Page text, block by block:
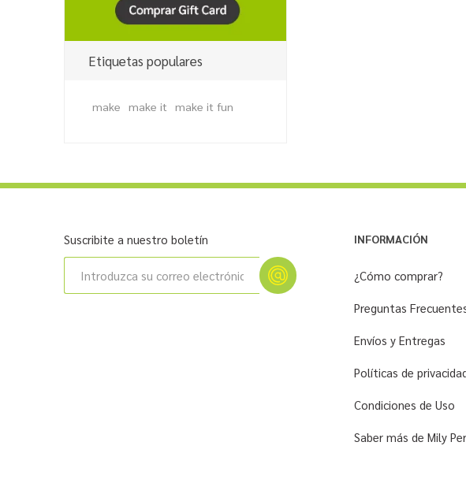
Etiquetas populares
make make it make it fun
Suscribite a nuestro boletín INFORMACIÓN
¿Cómo comprar?
Preguntas
Envíos y Entregas
Políticas de
Condiciones de Uso
Saber más de Mily